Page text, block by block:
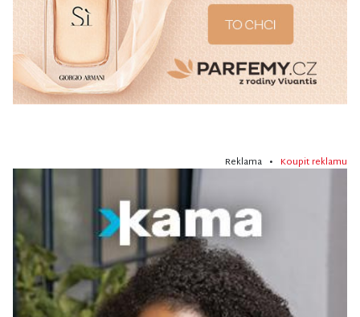
Reklama • Koupit reklamu